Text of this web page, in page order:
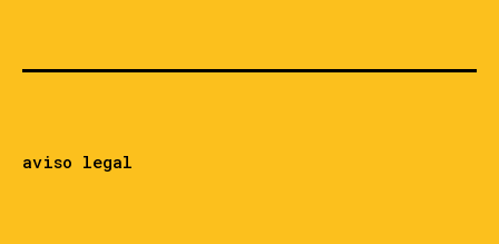
aviso legal